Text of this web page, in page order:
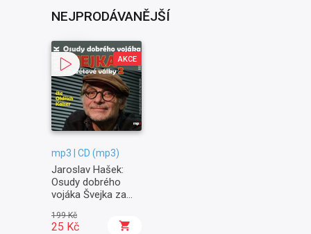
NEJPRODÁVANĚJŠÍ
AKCE
mp3 | CD (mp3)
Jaroslav Hašek:
Osudy dobrého
vojáka Švejka za
Na frontě
199 Kč
25 Kč